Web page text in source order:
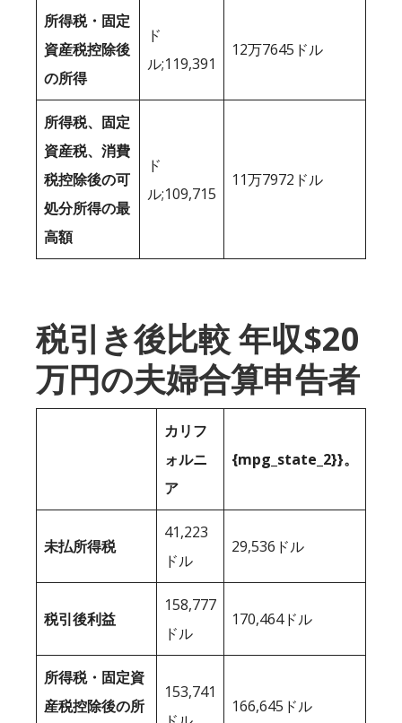
所得税・固定
資産税控除後
の所得
ド
ル;119,391
12万7645ドル
所得税、固定
資産税、消費
税控除後の可
処分所得の最
高額
ド
ル;109,715
11万7972ドル
税引き後比較 年収$20
万円の夫婦合算申告者
カリフ
ォルニ
ア
{mpg_state_2}}。
未払所得税
41,223
ドル
29,536ドル
税引後利益
158,777
ドル
170,464ドル
所得税・固定資
産税控除後の所
153,741
166,645ドル